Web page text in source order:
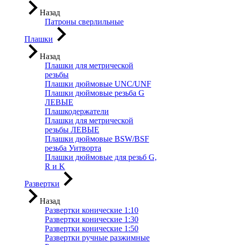
Назад
Патроны сверлильные
Плашки
Назад
Плашки для метрической
резьбы
Плашки дюймовые UNC/UNF
Плашки дюймовые резьба G
ЛЕВЫЕ
Плашкодержатели
Плашки для метрической
резьбы ЛЕВЫЕ
Плашки дюймовые BSW/BSF
резьба Уитворта
Плашки дюймовые для резьб G,
R и K
Развертки
Назад
Развертки конические 1:10
Развертки конические 1:30
Развертки конические 1:50
Развертки ручные разжимные